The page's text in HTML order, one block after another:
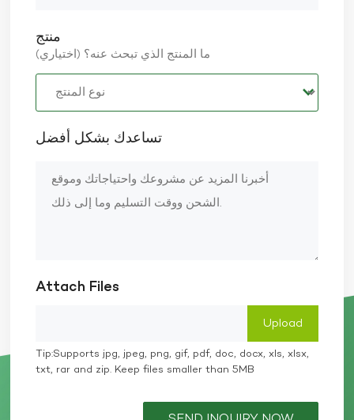
منتج
ما المنتج الذي تبحث عنه؟ (اختياري)
تساعدك بشكل أفضل
Attach Files
Tip:Supports jpg, jpeg, png, gif, pdf, doc, docx, xls, xlsx,
txt, rar and zip. Keep files smaller than 5MB